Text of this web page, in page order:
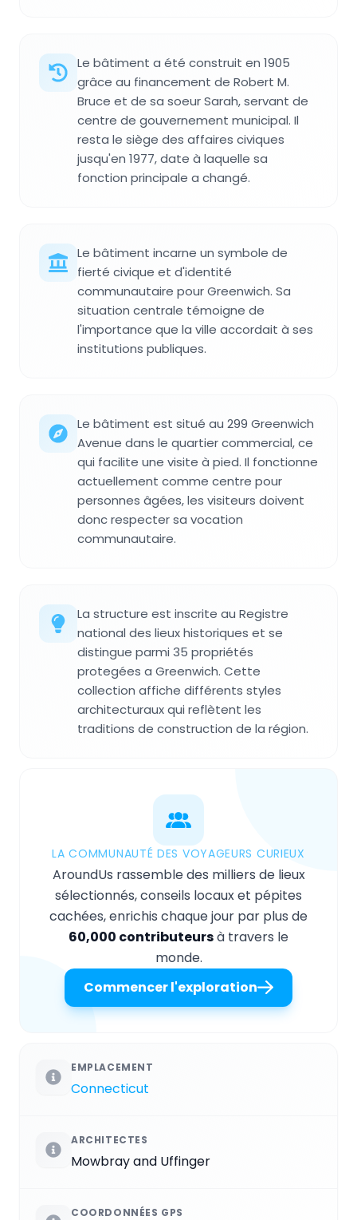
Le bâtiment a été construit en 1905
grâce au financement de Robert M.
Bruce et de sa soeur Sarah, servant de
centre de gouvernement municipal. Il
resta le siège des affaires civiques
jusqu'en 1977, date à laquelle sa
fonction principale a changé.
Le bâtiment incarne un symbole de
fierté civique et d'identité
communautaire pour Greenwich. Sa
situation centrale témoigne de
l'importance que la ville accordait à ses
institutions publiques.
Le bâtiment est situé au 299 Greenwich
Avenue dans le quartier commercial, ce
qui facilite une visite à pied. Il fonctionne
actuellement comme centre pour
personnes âgées, les visiteurs doivent
donc respecter sa vocation
communautaire.
La structure est inscrite au Registre
national des lieux historiques et se
distingue parmi 35 propriétés
protegées a Greenwich. Cette
collection affiche différents styles
architecturaux qui reflètent les
traditions de construction de la région.
LA COMMUNAUTÉ DES VOYAGEURS CURIEUX
AroundUs rassemble des milliers de lieux
sélectionnés, conseils locaux et pépites
cachées, enrichis chaque jour par plus de
60,000 contributeursà travers le
monde.
Commencer l'exploration
EMPLACEMENT
Connecticut
ARCHITECTES
Mowbray and Uffinger
COORDONNÉES GPS